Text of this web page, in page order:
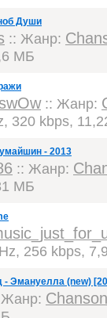
Души
:: Жанр:
МБ
:: Жанр:
320 kbps,
- 2013
:: Жанр:
МБ
256 kbps,
Эмануелла (new)
Chanson